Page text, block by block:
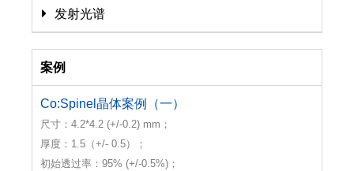
发射光谱
案例
Co:Spinel晶体案例（一）
尺寸：4.2*4.2 (+/-0.2) mm；
厚度：1.5（+/- 0.5）；
初始透过率：95% (+/-0.5%)；